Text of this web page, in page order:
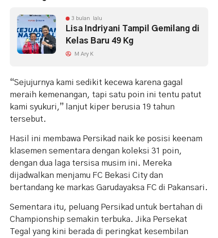
3 bulan lalu
Lisa Indriyani Tampil Gemilang di
Kelas Baru 49 Kg
M Ary K
“Sejujurnya kami sedikit kecewa karena gagal
meraih kemenangan, tapi satu poin ini tentu patut
kami syukuri,” lanjut kiper berusia 19 tahun
tersebut.
Hasil ini membawa Persikad naik ke posisi keenam
klasemen sementara dengan koleksi 31 poin,
dengan dua laga tersisa musim ini. Mereka
dijadwalkan menjamu FC Bekasi City dan
bertandang ke markas Garudayaksa FC di Pakansari.
Sementara itu, peluang Persikad untuk bertahan di
Championship semakin terbuka. Jika Persekat
Tegal yang kini berada di peringkat kesembilan